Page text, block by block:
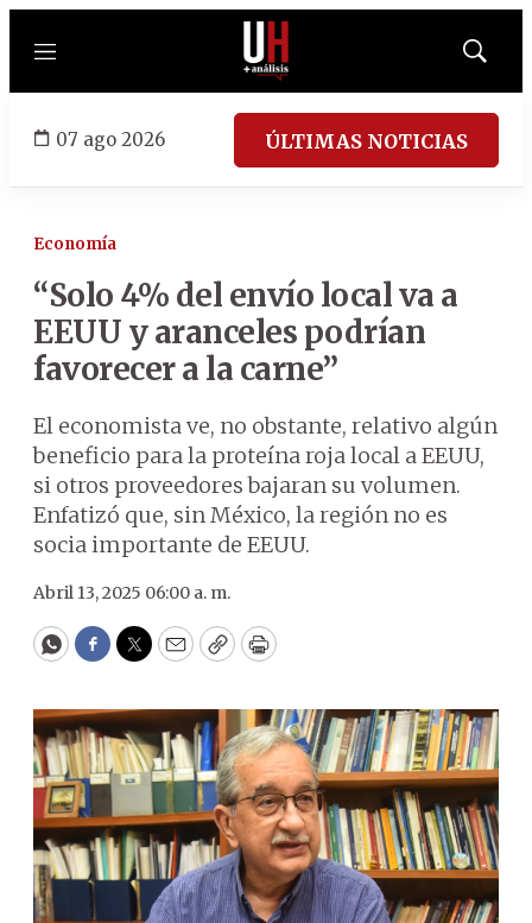
Menú
Mostrar
07 ago 2026 ÚLTIMAS NOTICIAS
Economía
“Solo 4% del envío local va a
EEUU y aranceles podrían
favorecer a la carne”
El economista ve, no obstante, relativo algún
beneficio para la proteína roja local a EEUU,
si otros proveedores bajaran su volumen.
Enfatizó que, sin México, la región no es
socia importante de EEUU.
Abril 13, 2025 06:00 a. m.
WhatsApp
Facebook
Twitter
EmailCopyPrint